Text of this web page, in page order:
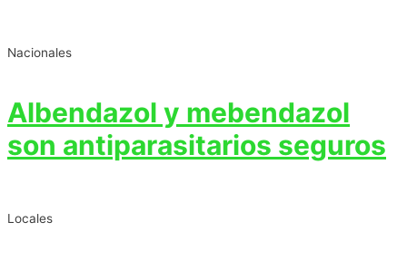
Nacionales
Albendazol y mebendazol
son antiparasitarios seguros
Locales